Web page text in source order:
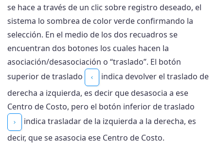
se hace a través de un clic sobre registro deseado, el
sistema lo sombrea de color verde confirmando la
selección. En el medio de los dos recuadros se
encuentran dos botones los cuales hacen la
asociación/desasociación o “traslado”. El botón
superior de traslado
indica devolver el traslado de
derecha a izquierda, es decir que desasocia a ese
Centro de Costo, pero el botón inferior de traslado
indica trasladar de la izquierda a la derecha, es
decir, que se asasocia ese Centro de Costo.